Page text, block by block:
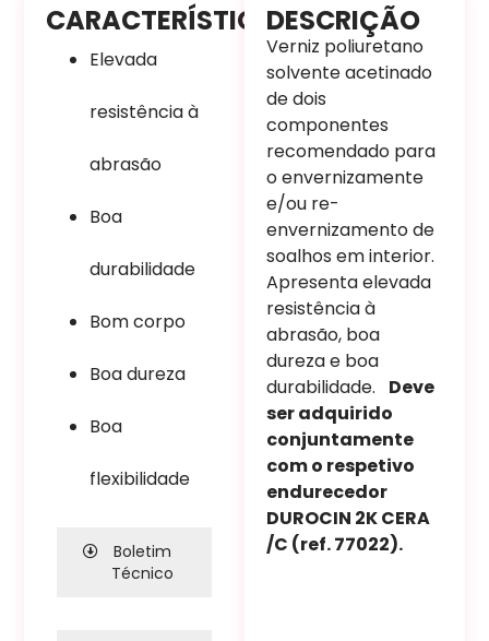
CARACTERÍSTICAS
Elevada
resistência à
abrasão
Boa
durabilidade
Bom corpo
Boa dureza
Boa
flexibilidade
Boletim
Técnico
DESCRIÇÃO
Verniz poliuretano
solvente acetinado
de dois
componentes
recomendado para
o envernizamente
e/ou re-
envernizamento de
soalhos em interior.
Apresenta elevada
resistência à
abrasão, boa
dureza e boa
durabilidade. Deve
ser adquirido
conjuntamente
com o respetivo
endurecedor
DUROCIN 2K CERA
/C (ref. 77022).